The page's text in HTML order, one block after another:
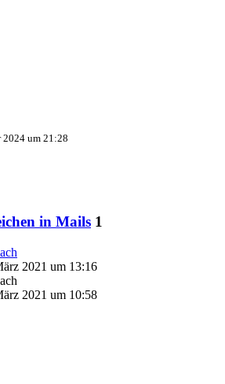
2024 um 21:28
in Mails 1
2021 um 13:16
2021 um 10:58